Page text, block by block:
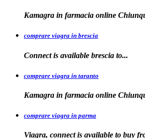
Kamagra in farmacia online
comprare viagra in brescia
Connect is available brescia to...
comprare viagra in taranto
Kamagra in farmacia online
comprare viagra in parma
Viagra, connect is available to buy